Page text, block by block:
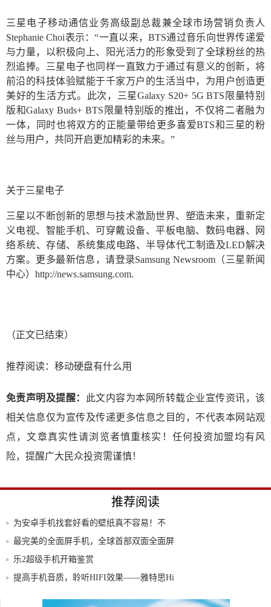
三星电子移动通信业务高级副总裁兼全球市场营销负责人
Stephanie Choi表示：“一直以来，BTS通过音乐向世界传递爱
与力量，以积极向上、阳光活力的形象受到了全球粉丝的热
烈追捧。三星电子也同样一直致力于通过有意义的创新，将
前沿的科技体验赋能于千家万户的生活当中，为用户创造更
美好的生活方式。此次，三星Galaxy S20+ 5G BTS限量特别
版和Galaxy Buds+ BTS限量特别版的推出，不仅将二者融为
一体，同时也将双方的正能量带给更多喜爱BTS和三星的粉
丝与用户，共同开启更加精彩的未来。”
关于三星电子
三星以不断创新的思想与技术激励世界、塑造未来，重新定
义电视、智能手机、可穿戴设备、平板电脑、数码电器、网
络系统、存储、系统集成电路、半导体代工制造及LED解决
方案。更多最新信息，请登录Samsung Newsroom（三星新闻
中心）http://news.samsung.com.
（正文已结束）
推荐阅读： 移动硬盘有什么用
免责声明及提醒：
此文内容为本网所转载企业宣传资讯，该
相关信息仅为宣传及传递更多信息之目的，不代表本网站观
点，文章真实性请浏览者慎重核实！任何投资加盟均有风
险，提醒广大民众投资需谨慎！
推荐阅读
为安卓手机找套好看的壁纸真不容易！不
过，还是
最完美的全面屏手机，全球首部双面全面屏
手机来
乐2超级手机开箱鉴赏
提高手机音质，聆听HIFI效果——雅特思Hi